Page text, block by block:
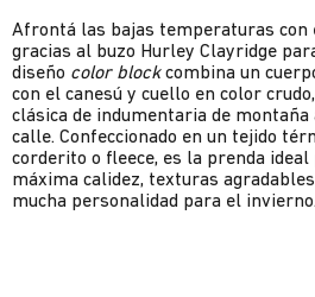
Afrontá las bajas temperaturas
gracias al buzo Hurley Clayridge
diseño color blockcombina un
con el canesú y cuello en color
clásica de indumentaria de montaña
calle. Confeccionado en un tejido
corderito o fleece, es la prenda ideal
máxima calidez, texturas
mucha personalidad para el invierno.